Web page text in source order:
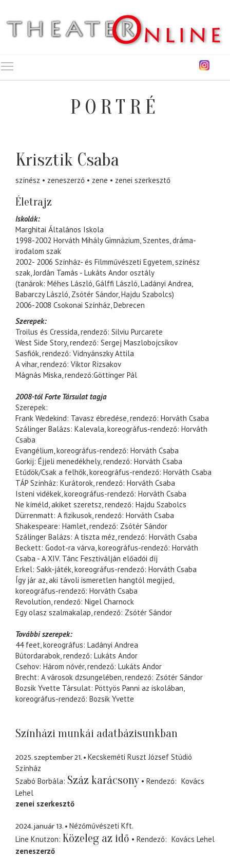
PORTRÉ
Krisztik Csaba
színész zeneszerző zene zenei szerkesztő
Életrajz
Iskolák:
Marghitai Általános Iskola
1998-2002 Horváth Mihály Gimnázium, Szentes, dráma-
irodalom szak
2002- 2006 Színház- és Filmművészeti Egyetem, színész
szak, Jordán Tamás - Lukáts Andor osztály
(tanárok: Méhes László, Gálffi László, Ladányi Andrea,
Babarczy László, Zsótér Sándor, Hajdu Szabolcs)
2006-2008 Csokonai Színház, Debrecen
Szerepek:
Troilus és Cressida, rendező: Silviu Purcarete
West Side Story, rendező: Sergej Maszlobojcsikov
Sasfiók, rendező: Vidnyánszky Attila
A vihar, rendező: Viktor Rizsakov
Mágnás Miska, rendező:Göttinger Pál
2008-tól Forte Társulat tagja
Szerepek:
Frank Wedekind: Tavasz ébredése, rendező: Horváth Csaba
Szálinger Balázs: Kalevala, koreográfus-rendező: Horváth
Csaba
Evangélium, koreográfus-rendező: Horváth Csaba
Gorkij: Éjjeli menedékhely, rendező: Horváth Csaba
Etűdök/Csak a felhők, koreográfus-rendező: Horváth Csaba
TÁP Színház: Kurátorok, rendező: Horváth Csaba
Isteni vidékek, koreográfus-rendező: Horváth Csaba
Ne kíméld, akiket szeretsz, rendező: Hajdu Szabolcs
Dürrenmatt: A fizikusok, rendező: Horváth Csaba
Shakespeare: Hamlet, rendező: Zsótér Sándor
Szálinger Balázs: A tiszta méz, rendező: Horváth Csaba
Beckett: Godot-ra várva, koreográfus-rendező: Horváth
Csaba - A XIV. Tánc Fesztiválján előadói díj
Erkel: Sakk-játék, koreográfus-rendező: Horváth Csaba
Így jár az, aki távoli ismeretlen hangtól megijed,
koreográfus-rendező: Horváth Csaba
Revolution, rendező: Nigel Charnock
Egy olasz szalmakalap, rendező: Zsótér Sándor
További szerepek:
44 feet, koreográfus: Ladányi Andrea
Bútordarabok, rendező: Lukáts Andor
Csehov: Három nővér, rendező: Lukáts Andor
Brecht: A városok dzsungelében, rendező: Zsótér Sándor
Bozsik Yvette Társulat: Pöttyös Panni az iskolában,
koreográfus-rendező: Bozsik Yvette
Színházi munkái adatbázisunkban
2025. szeptember 21.
Kecskeméti Ruszt József Stúdió
Színház
Szabó Borbála Száz karácsony Rendező
Kovács
Lehel
zenei szerkesztő
2024. január 13.
Nézőművészeti Kft.
Line Knutzon Közeleg az idő Rendező
Kovács Lehel
zeneszerző